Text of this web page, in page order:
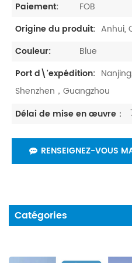
Paiement:
FOB
Origine du produit: Anhui,
Couleur:
Blue
Port d\'expédition:
Shenzhen，Guangzhou
Délai de mise en œuvre：
RENSEIGNEZ-VOUS
Catégories